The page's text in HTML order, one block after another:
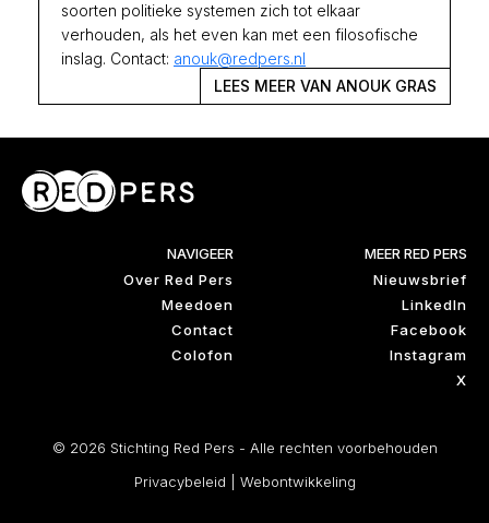
soorten politieke systemen zich tot elkaar
verhouden, als het even kan met een filosofische
inslag. Contact: anouk@redpers.nl
LEES MEER VAN ANOUK GRAS
NAVIGEER
Over Red Pers
Meedoen
Contact
Colofon
MEER RED PERS
Nieuwsbrief
LinkedIn
Facebook
Instagram
X
© 2026 Stichting Red Pers - Alle rechten voorbehouden
Privacybeleid
Webontwikkeling